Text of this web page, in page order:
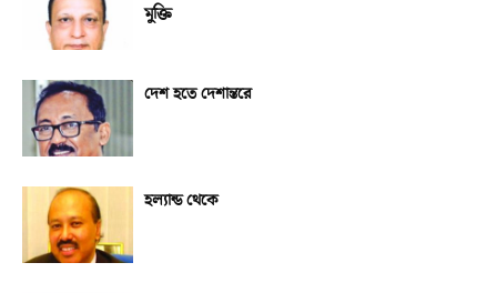
মুক্তি
দেশ হতে দেশান্তরে
হল্যান্ড থেকে